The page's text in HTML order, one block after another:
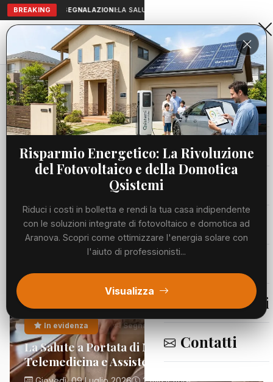
BREAKING SEGNALAZIONI:LA SALUTE A PORTATA DI MANO:
Aranova • NET
PORTALE UTILE AL TERRITORIO
Home
Cronaca
Viabilità
Meteo
Segnalazioni
Contatti
Risparmio Energetico: La Rivoluzione
del Fotovoltaico e della Domotica
Qsistemi
Riduci i costi in bolletta e rendi la tua casa indipendente
con le soluzioni integrate di fotovoltaico e domotica ad
Aranova. Scopri come ottimizzare l'energia solare con
l'aiuto di professionisti...
Visualizza
In evidenza Segnalazioni
La Salute a Portata di Mano:
Telemedicina e Assistenza Domiciliare